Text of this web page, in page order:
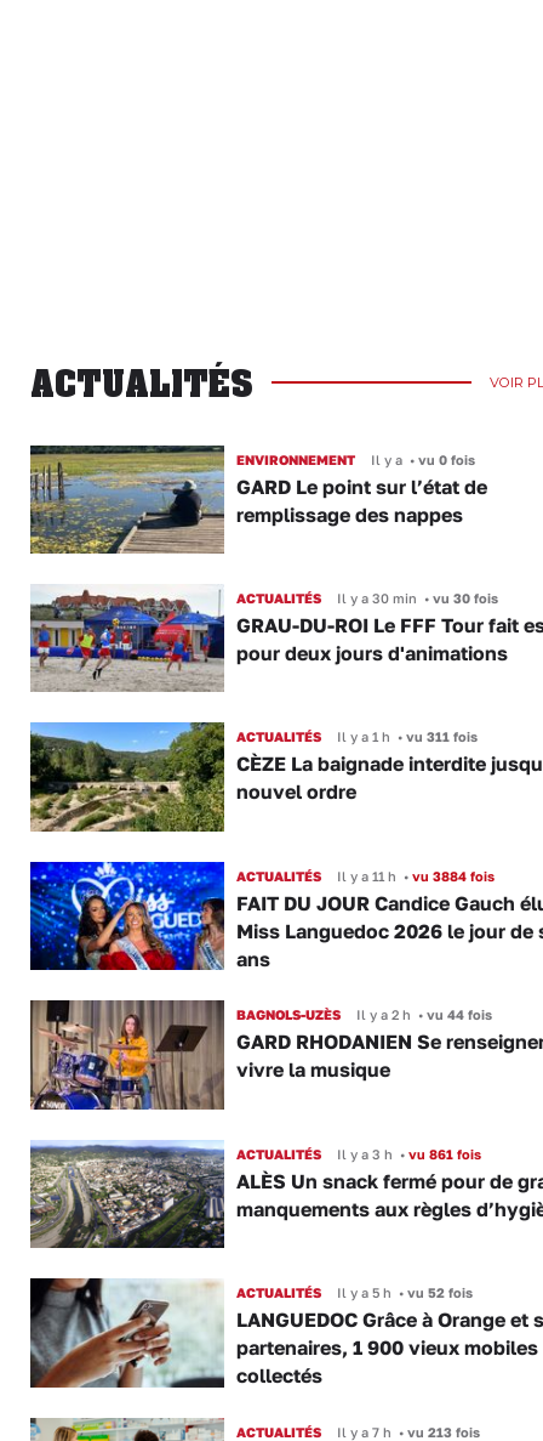
ACTUALITÉS VOIR
ENVIRONNEMENT Il y a •vu 0 fois
GARD Le point sur l’état de
remplissage des nappes
ACTUALITÉS Il y a 30 min •vu 30 fois
GRAU-DU-ROI Le FFF Tour fait
pour deux jours d'animations
ACTUALITÉS Il y a 1 h •vu 311 fois
CÈZE La baignade interdite
nouvel ordre
ACTUALITÉS Il y a 11 h •vu 3884 fois
FAIT DU JOUR Candice Gauch
Miss Languedoc 2026 le jour de
ans
BAGNOLS-UZÈS Il y a 2 h •vu 44 fois
GARD RHODANIEN Se
vivre la musique
ACTUALITÉS Il y a 3 h •vu 861 fois
ALÈS Un snack fermé pour de
manquements aux règles
ACTUALITÉS Il y a 5 h •vu 52 fois
LANGUEDOC Grâce à Orange et
partenaires, 1 900 vieux mobiles
collectés
ACTUALITÉS Il y a 7 h •vu 213 fois